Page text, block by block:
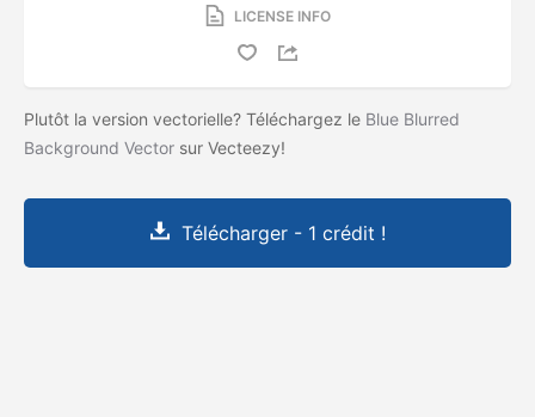
LICENSE INFO
Plutôt la version vectorielle? Téléchargez le Blue Blurred
Background Vector sur Vecteezy!
Télécharger - 1 crédit !